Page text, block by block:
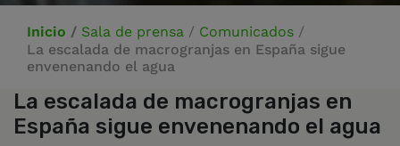
Inicio / Sala de prensa / Comunicados /
La escalada de macrogranjas en España sigue
envenenando el agua
La escalada de macrogranjas en
España sigue envenenando el agua